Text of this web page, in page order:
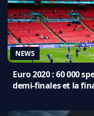
NEWS
Euro 2020 : 60 000
demi-finales et la